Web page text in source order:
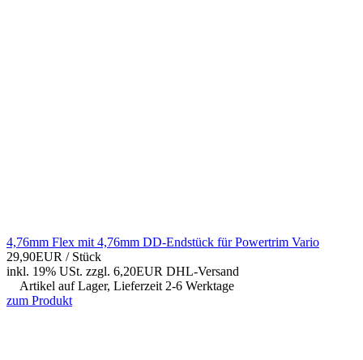
4,76mm Flex mit 4,76mm DD-Endstück für Powertrim Vario
29,90EUR / Stück
inkl. 19% USt. zzgl. 6,20EUR DHL-Versand
Artikel auf Lager, Lieferzeit 2-6 Werktage
zum Produkt